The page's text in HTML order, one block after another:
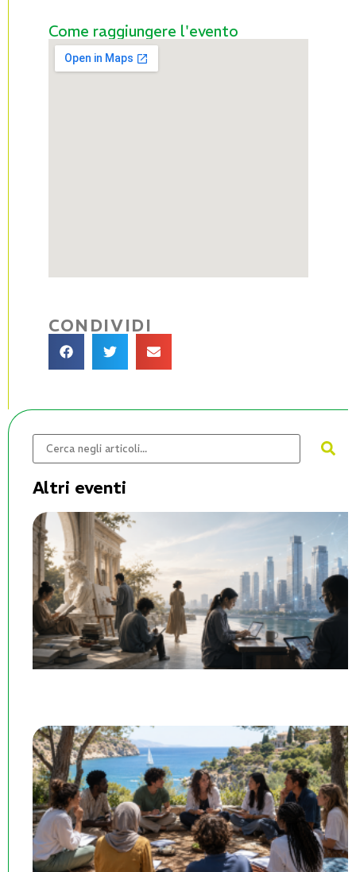
Come raggiungere l'evento
CONDIVIDI
Altri eventi